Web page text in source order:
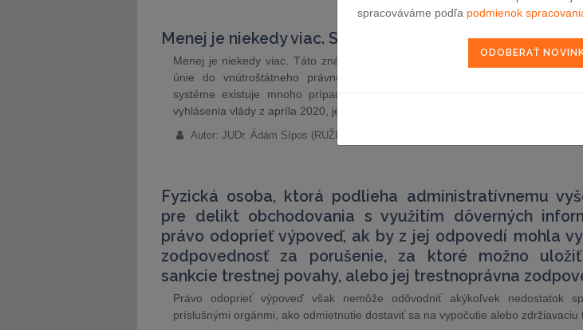
Menej je niekedy viac. Slovensko a fenomén gold-
Menej je niekedy viac. Táto známa veta platí aj v prípade transpozície smerníc
únie do vnútroštátneho právneho poriadku členských štátov. V
systéme existuje mnoho prípadov neodôvodneného gold-platingu. Podľa
vyhlásenia vlády z apríla 2020, jednou z hlavných priorít vlády je vytvorenie
Autor: JUDr. Ádám Sípos (RUŽIČKA AND PARTNERS)
Fyzická osoba, ktorá podlieha administratívnemu
pre delikt obchodovania s využitím dôverných
právo odoprieť výpoveď, ak by z jej odpovedí mohla
zodpovednosť za porušenie, za ktoré možno
sankcie trestnej povahy, alebo jej trestnoprávna
Právo odoprieť výpoveď však nemôže odôvodniť akýkoľvek nedostatok
príslušnými orgánmi, ako odmietnutie dostaviť sa na vypočutie alebo zdržiavaciu
spracováváme podľa podmienok